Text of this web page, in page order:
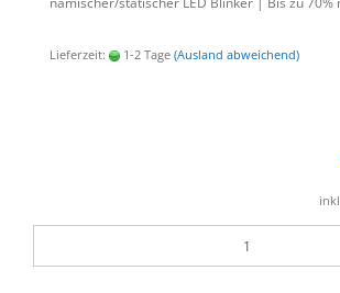
Lieferzeit: 1-2 Tage (Ausland abweichend)